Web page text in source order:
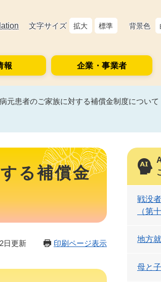
文字サイズ 拡大 標準 背景色
報 企業・事業者
元患者のご家族に対する補償金制度について
る補償金
日更新 印刷ページ表示
戦没
（第
地方
母と